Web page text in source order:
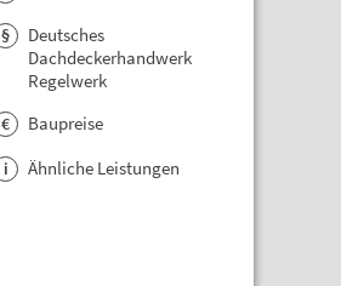
§
Deutsches
Dachdeckerhandwerk
Regelwerk
€ Baupreise
i Ähnliche Leistungen